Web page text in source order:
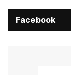
Facebook